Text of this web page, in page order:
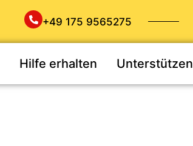
+49 175 9565275
Hilfe erhalten Unterstützen